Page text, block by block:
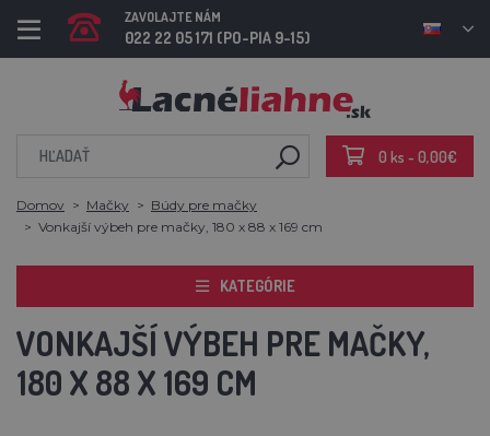
ZAVOLAJTE NÁM
022 22 05 171 (PO-PIA 9-15)
0 ks - 0,00€
Domov Mačky
Búdy pre mačky
Vonkajší výbeh pre mačky, 180 x 88 x 169 cm
KATEGÓRIE
VONKAJŠÍ VÝBEH PRE MAČKY,
180 X 88 X 169 CM